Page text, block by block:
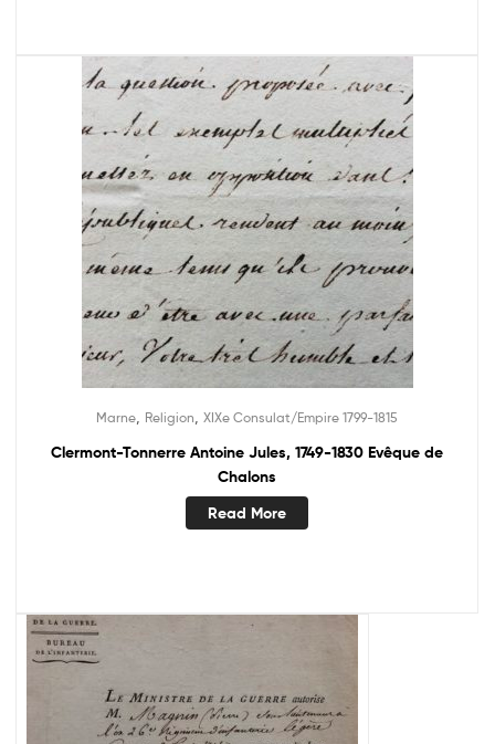
Marne Religion XIXe Consulat/Empire 1799-1815
Clermont-Tonnerre Antoine Jules, 1749-1830 Evêque de
Chalons
Read More